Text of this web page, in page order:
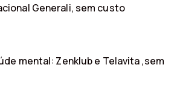
Generali, sem custo
mental: Zenklub e Telavita ,sem